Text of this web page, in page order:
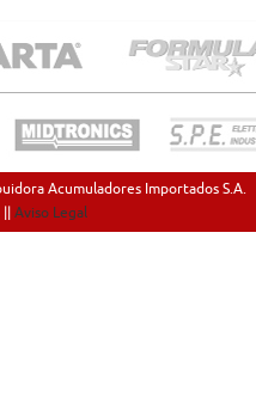
Acumuladores Importados S.A.
|| Aviso Legal